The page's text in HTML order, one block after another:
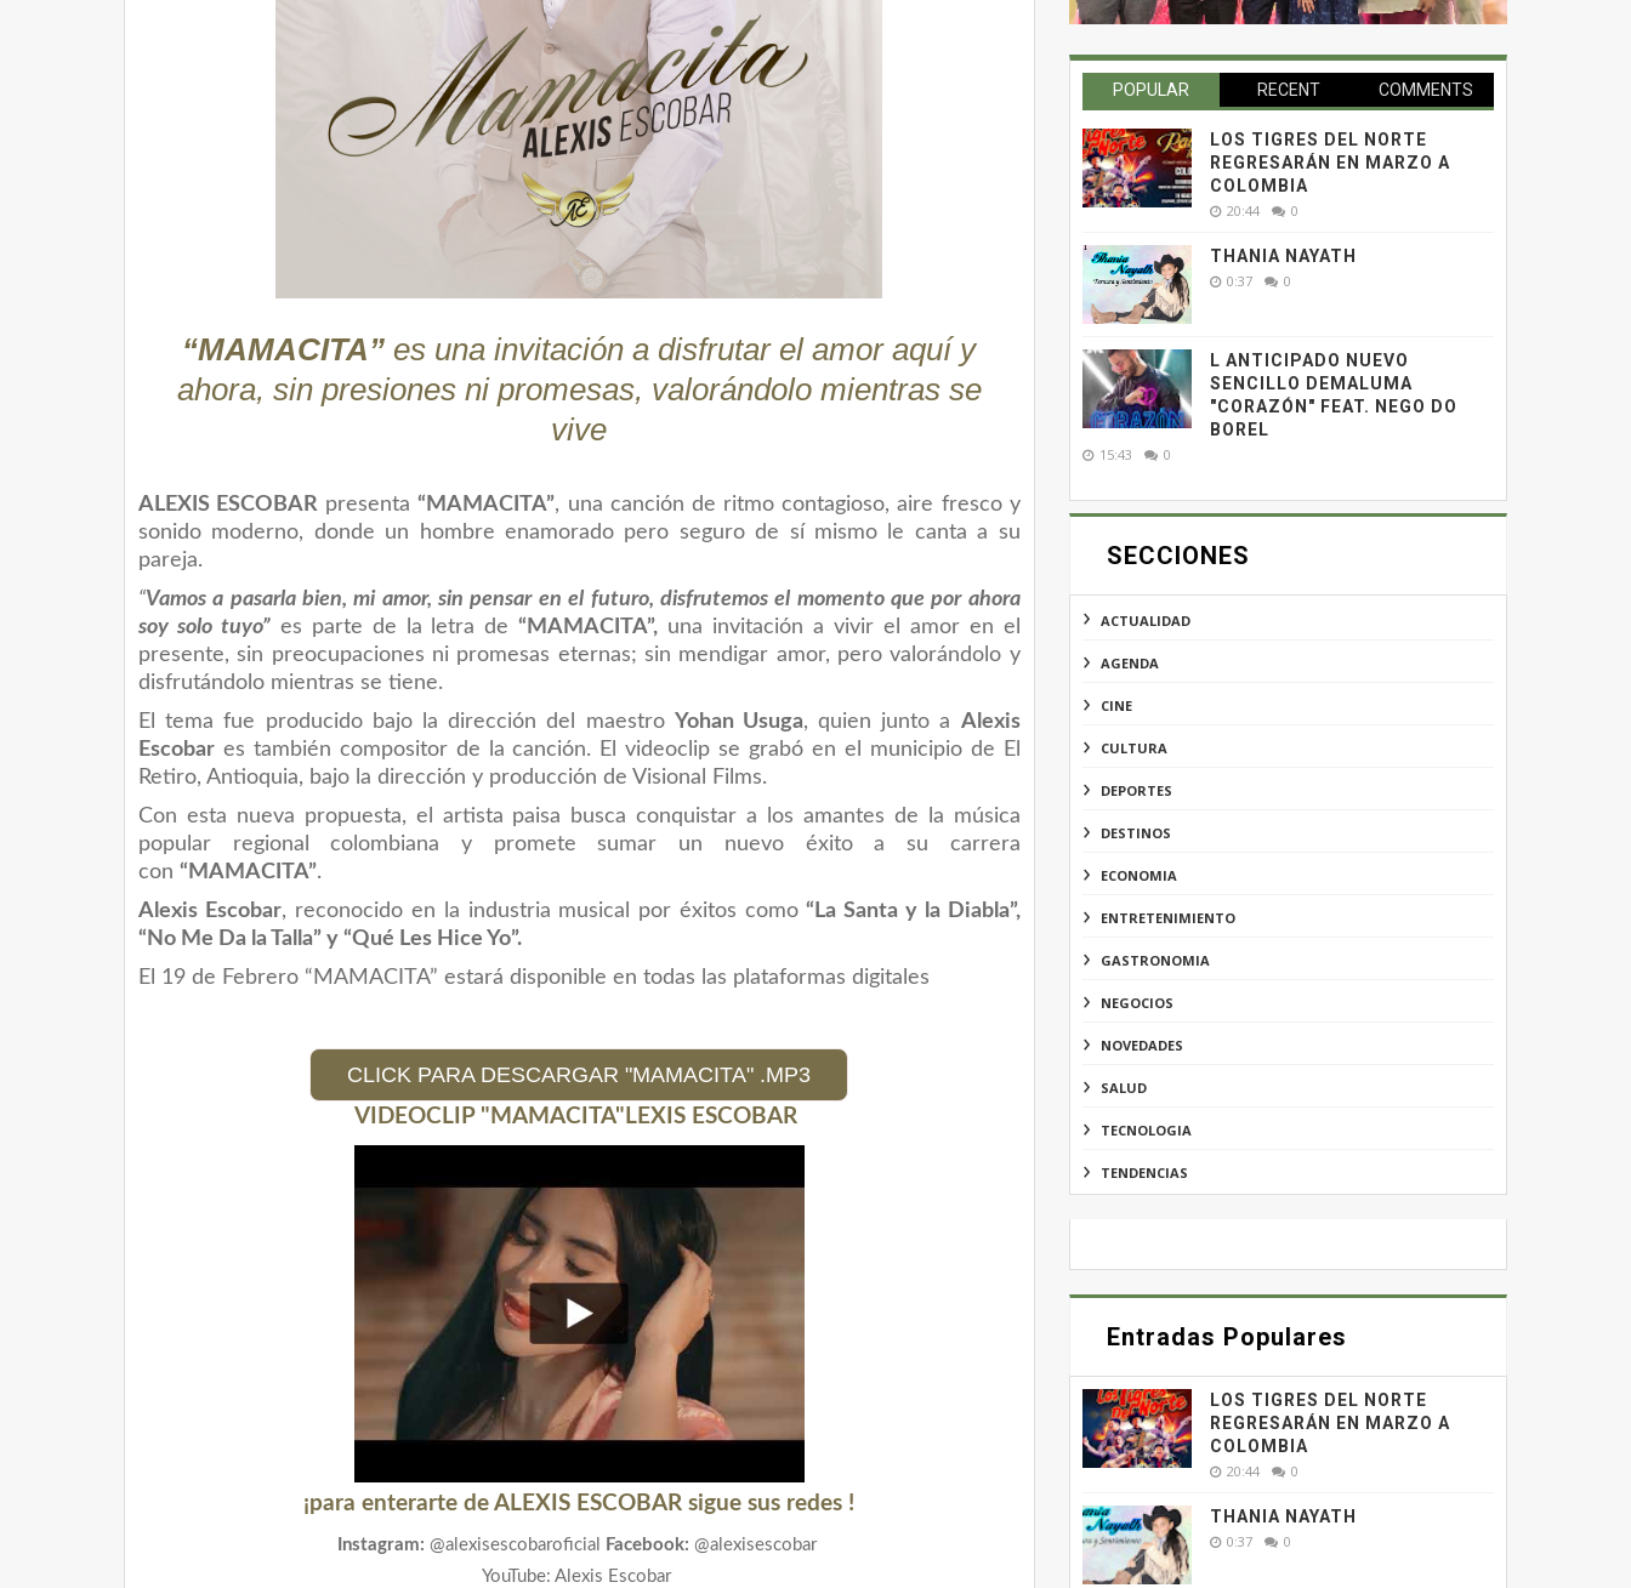
“MAMACITA” es una invitación a disfrutar el amor aquí y
ahora, sin presiones ni promesas, valorándolo mientras se
vive
ALEXIS ESCOBAR presenta“MAMACITA”, una canción de ritmo contagioso, aire fresco y
sonido moderno, donde un hombre enamorado pero seguro de sí mismo le canta a su
pareja.
“Vamos a pasarla bien, mi amor, sin pensar en el futuro, disfrutemos el momento que por ahora
soy solo tuyo”es parte de la letra de“MAMACITA”, una invitación a vivir el amor en el
presente, sin preocupaciones ni promesas eternas; sin mendigar amor, pero valorándolo y
disfrutándolo mientras se tiene.
El tema fue producido bajo la dirección del maestro Yohan Usuga, quien junto a Alexis
Escobar es también compositor de la canción. El videoclip se grabó en el municipio de El
Retiro, Antioquia, bajo la dirección y producción de Visional Films.
Con esta nueva propuesta, el artista paisa busca conquistar a los amantes de la música
popular regional colombiana y promete sumar un nuevo éxito a su carrera
con “MAMACITA”.
Alexis Escobar, reconocido en la industria musical por éxitos como “La Santa y la Diabla”,
“No Me Da la Talla” y “Qué Les Hice Yo”.
El 19 de Febrero “MAMACITA” estará disponible en todas las plataformas digitales
CLICK PARA DESCARGAR "MAMACITA" .MP3
VIDEOCLIP "MAMACITA"LEXIS ESCOBAR
¡para enterarte de ALEXIS ESCOBAR sigue sus redes !
Instagram: @alexisescobaroficial Facebook: @alexisescobar
YouTube: Alexis Escobar
POPULAR RECENT COMMENTS
LOS TIGRES DEL NORTE
REGRESARÁN EN MARZO A
COLOMBIA
20:44 0
THANIA NAYATH
0:37 0
L ANTICIPADO NUEVO
SENCILLO DEMALUMA
"CORAZÓN" FEAT. NEGO DO
BOREL
15:43 0
SECCIONES
ACTUALIDAD
AGENDA
CINE
CULTURA
DEPORTES
DESTINOS
ECONOMIA
ENTRETENIMIENTO
GASTRONOMIA
NEGOCIOS
NOVEDADES
SALUD
TECNOLOGIA
TENDENCIAS
Entradas Populares
LOS TIGRES DEL NORTE
REGRESARÁN EN MARZO A
COLOMBIA
20:44 0
THANIA NAYATH
0:37 0